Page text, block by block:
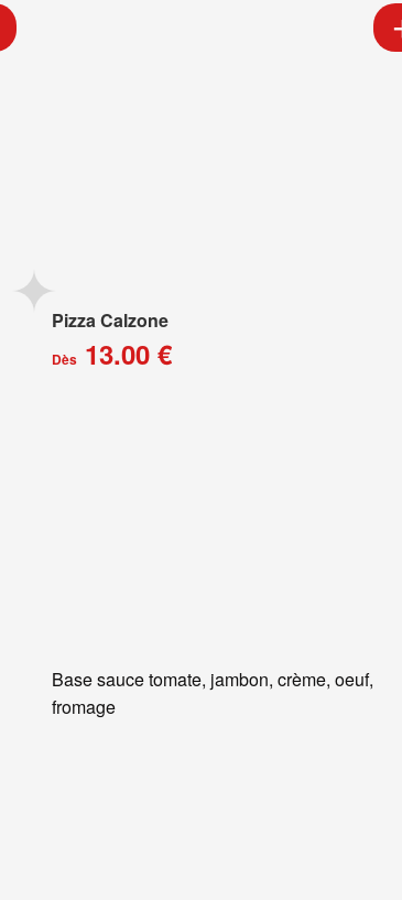
Pizza Calzone
Dès13.00 €
Base sauce tomate, jambon, crème, oeuf,
fromage